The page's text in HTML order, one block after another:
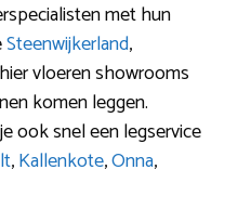
met hun
Steenwijkerland,
vloeren showrooms
komen leggen.
ook snel een legservice
,Kallenkote,Onna,